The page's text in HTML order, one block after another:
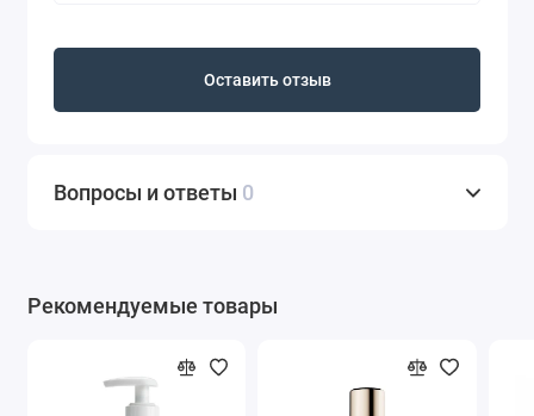
Оставить отзыв
Вопросы и ответы 0
Рекомендуемые товары